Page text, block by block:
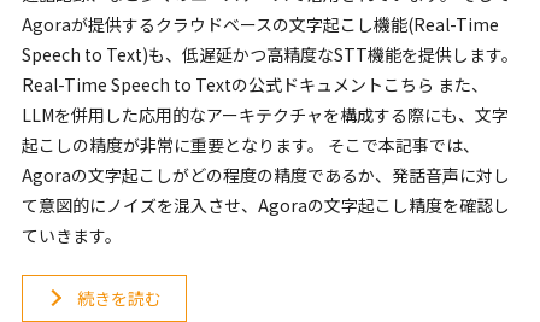
Agoraが提供するクラウドベースの文字起こし機能(Real-Time
Speech to Text)も、低遅延かつ高精度なSTT機能を提供します。
Real-Time Speech to Textの公式ドキュメントこちら また、
LLMを併用した応用的なアーキテクチャを構成する際にも、文字
起こしの精度が非常に重要となります。 そこで本記事では、
Agoraの文字起こしがどの程度の精度であるか、発話音声に対し
て意図的にノイズを混入させ、Agoraの文字起こし精度を確認し
ていきます。
続きを読む